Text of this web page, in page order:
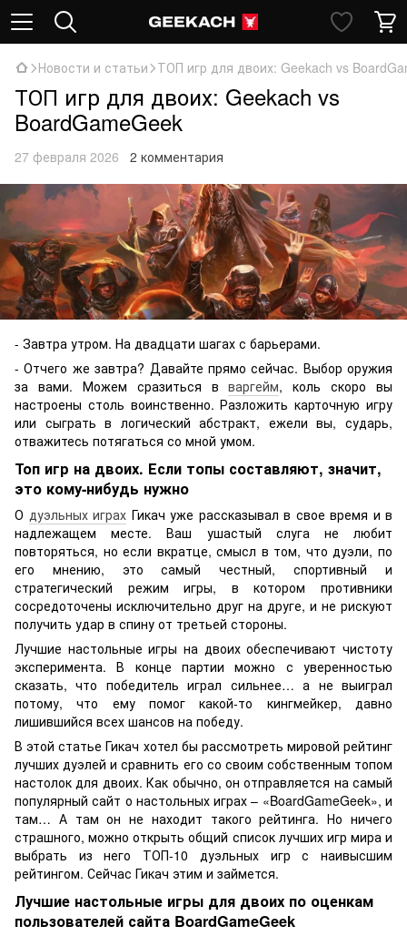
Новости и статьи ТОП игр для двоих: Geekach vs
ТОП игр для двоих: Geekach vs
BoardGameGeek
27 февраля 2026 2 комментария
- Завтра утром. На двадцати шагах с барьерами.
- Отчего же завтра? Давайте прямо сейчас. Выбор оружия
за вами. Можем сразиться вваргейм, коль скоро вы
настроены столь воинственно. Разложить карточную игру
или сыграть в логический абстракт, ежели вы, сударь,
отважитесь потягаться со мной умом.
Топ игр на двоих. Если топы составляют, значит,
это кому-нибудь нужно
О дуэльных играх Гикач уже рассказывал в свое время и в
надлежащем месте. Ваш ушастый слуга не любит
повторяться, но если вкратце, смысл в том, что дуэли, по
его мнению, это самый честный, спортивный и
стратегический режим игры, в котором противники
сосредоточены исключительно друг на друге, и не рискуют
получить удар в спину от третьей стороны.
Лучшие настольные игры на двоих обеспечивают чистоту
эксперимента. В конце партии можно с уверенностью
сказать, что победитель играл сильнее… а не выиграл
потому, что ему помог какой-то кингмейкер, давно
лишившийся всех шансов на победу.
В этой статье Гикач хотел бы рассмотреть мировой рейтинг
лучших дуэлей и сравнить его со своим собственным топом
настолок для двоих. Как обычно, он отправляется на самый
популярный сайт о настольных играх – «BoardGameGeek», и
там… А там он не находит такого рейтинга. Но ничего
страшного, можно открыть общий список лучших игр мира и
выбрать из него ТОП-10 дуэльных игр с наивысшим
рейтингом. Сейчас Гикач этим и займется.
Лучшие настольные игры для двоих по оценкам
пользователей сайта BoardGameGeek